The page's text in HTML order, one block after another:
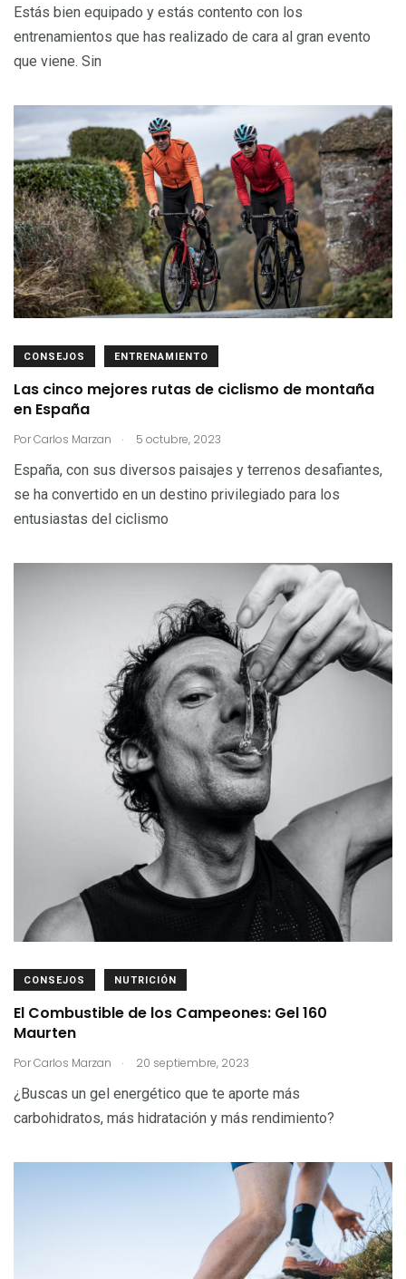
Estás bien equipado y estás contento con los
entrenamientos que has realizado de cara al gran evento
que viene. Sin
CONSEJOS ENTRENAMIENTO
Las cinco mejores rutas de ciclismo de montaña
en España
PorCarlos Marzan . 5 octubre, 2023
España, con sus diversos paisajes y terrenos desafiantes,
se ha convertido en un destino privilegiado para los
entusiastas del ciclismo
CONSEJOS NUTRICIÓN
El Combustible de los Campeones: Gel 160
Maurten
PorCarlos Marzan . 20 septiembre, 2023
¿Buscas un gel energético que te aporte más
carbohidratos, más hidratación y más rendimiento?